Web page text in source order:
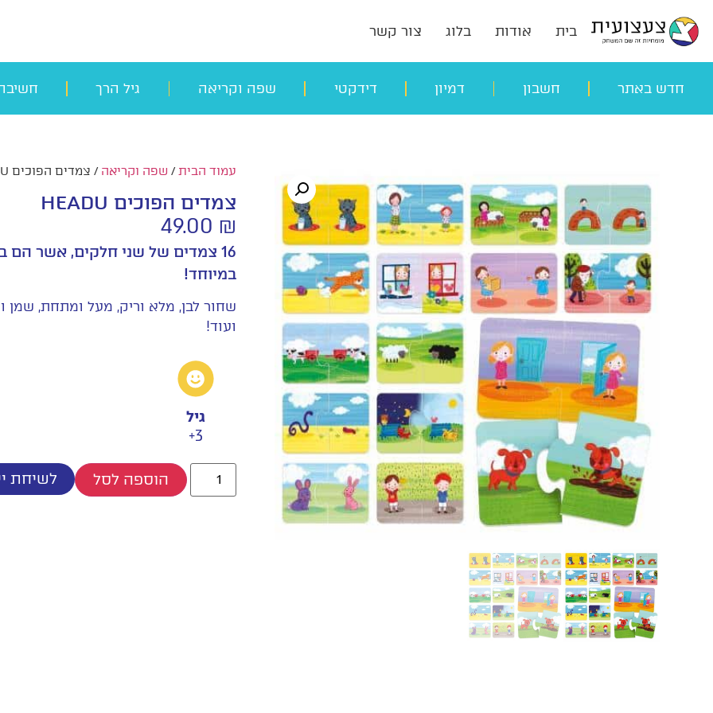
בית אודות בלוג צור קשר
חדש באתר חשבון דמיון דידקטי שפה וקריאה גיל הרך
עמוד הבית/ שפה וקריאה / צמדים הפוכים HEADU
צמדים הפוכים HEADU
49.00 ₪
16 צמדים של שני חלקים, אשר הם
במיוחד!
שחור לבן, מלא וריק, מעל ומתחת, שמן
ועוד!
גיל
3+
הוספה לסל לשיחת